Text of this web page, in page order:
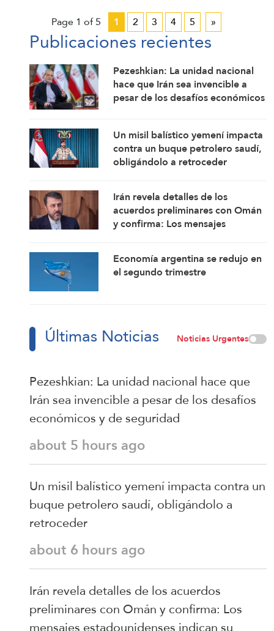
Page 1 of 5 1 2 3 4 5 »
Publicaciones recientes
Pezeshkian: La unidad nacional
hace que Irán sea invencible a
pesar de los desafíos económicos
Un misil balístico yemení impacta
contra un buque petrolero saudí,
obligándolo a retroceder
Irán revela detalles de los
acuerdos preliminares con Omán
y confirma: Los mensajes
disposición a retomar sus
compromisos
Economía argentina se redujo en
el segundo trimestre
Últimas Noticias Noticias Urgentes
Pezeshkian: La unidad nacional hace que
Irán sea invencible a pesar de los desafíos
económicos y de seguridad
about 5 hours ago
Un misil balístico yemení impacta contra un
buque petrolero saudí, obligándolo a
retroceder
about 6 hours ago
Irán revela detalles de los acuerdos
preliminares con Omán y confirma: Los